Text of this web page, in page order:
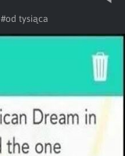
#od tysiąca